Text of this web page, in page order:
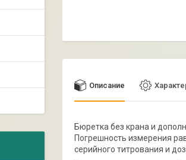
Описание
Бюретка без крана и
Погрешность измерения
серийного титрования и